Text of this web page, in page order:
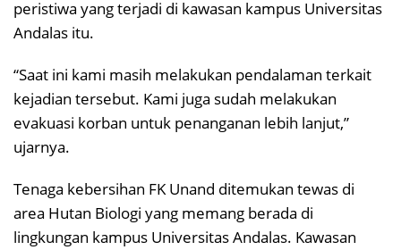
peristiwa yang terjadi di kawasan kampus Universitas
Andalas itu.
“Saat ini kami masih melakukan pendalaman terkait
kejadian tersebut. Kami juga sudah melakukan
evakuasi korban untuk penanganan lebih lanjut,”
ujarnya.
Tenaga kebersihan FK Unand ditemukan tewas di
area Hutan Biologi yang memang berada di
lingkungan kampus Universitas Andalas. Kawasan